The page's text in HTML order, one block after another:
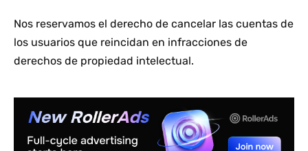
Nos reservamos el derecho de cancelar las cuentas de
los usuarios que reincidan en infracciones de
derechos de propiedad intelectual.